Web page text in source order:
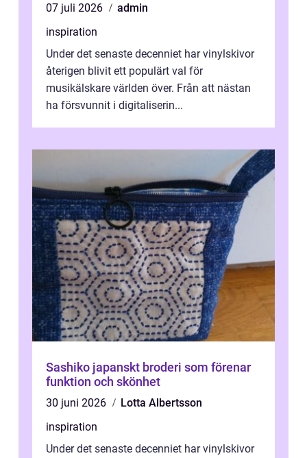
07 juli 2026
admin
inspiration
Under det senaste decenniet har vinylskivor
återigen blivit ett populärt val för
musikälskare världen över. Från att nästan
ha försvunnit i digitaliserin...
Sashiko japanskt broderi som förenar
funktion och skönhet
30 juni 2026
Lotta Albertsson
inspiration
Under det senaste decenniet har vinylskivor